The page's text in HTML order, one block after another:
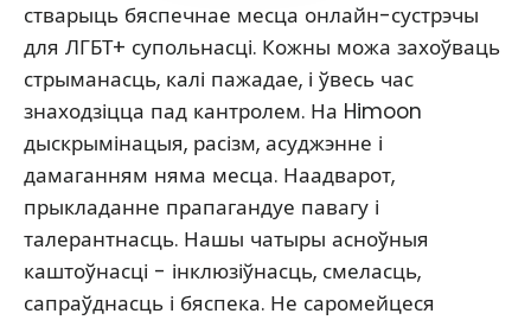
стварыць бяспечнае месца онлайн-сустрэчы
для ЛГБТ+ супольнасці. Кожны можа захоўваць
стрыманасць, калі пажадае, і ўвесь час
знаходзіцца пад кантролем. На Himoon
дыскрымінацыя, расізм, асуджэнне і
дамаганням няма месца. Наадварот,
прыкладанне прапагандуе павагу і
талерантнасць. Нашы чатыры асноўныя
каштоўнасці - інклюзіўнасць, смеласць,
сапраўднасць і бяспека. Не саромейцеся